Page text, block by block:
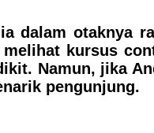
dalam otaknya
melihat kursus
Namun, jika
pengunjung.